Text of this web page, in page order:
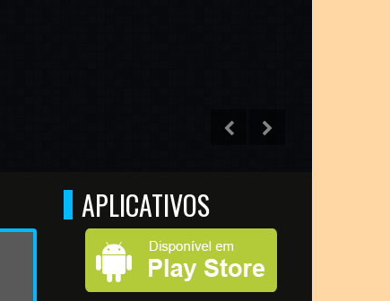
APLICATIVOS